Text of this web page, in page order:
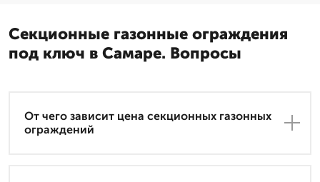
Секционные газонные ограждения
под ключ в Самаре. Вопросы
От чего зависит цена секционных газонных
ограждений